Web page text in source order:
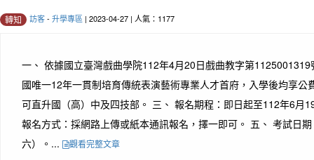
轉知 訪客- 升學專區 | 2023-04-27 | 人氣：1177
一、 依據國立臺灣戲曲學院112年4月20日戲曲教字第
國唯一12年一貫制培育傳統表演藝術專業人才首府，入學後均享公
可直升國（高）中及四技部。 三、 報名期程：即日起至112年6月
報名方式：採網路上傳或紙本通訊報名，擇一即可。 五、 考試日
六）。...
觀看完整文章